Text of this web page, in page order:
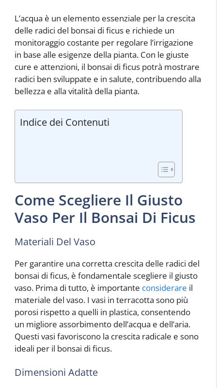
L’acqua è un elemento essenziale per la crescita
delle radici del bonsai di ficus e richiede un
monitoraggio costante per regolare l’irrigazione
in base alle esigenze della pianta. Con le giuste
cure e attenzioni, il bonsai di ficus potrà mostrare
radici ben sviluppate e in salute, contribuendo alla
bellezza e alla vitalità della pianta.
Indice dei Contenuti
Come Scegliere Il Giusto
Vaso Per Il Bonsai Di Ficus
Materiali Del Vaso
Per garantire una corretta crescita delle radici del
bonsai di ficus, è fondamentale scegliere il giusto
vaso. Prima di tutto, è importante considerare il
materiale del vaso. I vasi in terracotta sono più
porosi rispetto a quelli in plastica, consentendo
un migliore assorbimento dell’acqua e dell’aria.
Questi vasi favoriscono la crescita radicale e sono
ideali per il bonsai di ficus.
Dimensioni Adatte